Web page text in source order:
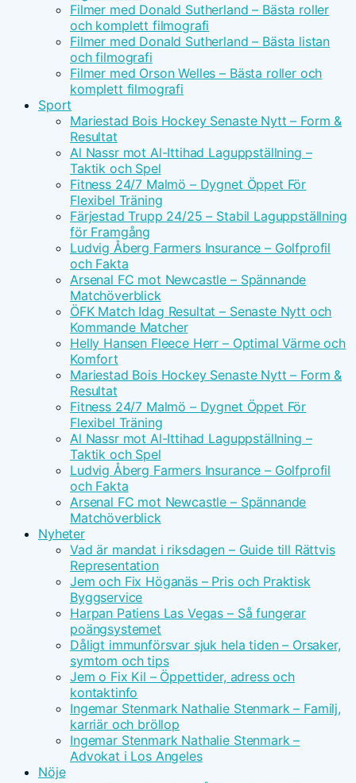
Filmer med Donald Sutherland – Bästa roller
och komplett filmografi
Filmer med Donald Sutherland – Bästa listan
och filmografi
Filmer med Orson Welles – Bästa roller och
komplett filmografi
Sport
Mariestad Bois Hockey Senaste Nytt – Form &
Resultat
Al Nassr mot Al-Ittihad Laguppställning –
Taktik och Spel
Fitness 24/7 Malmö – Dygnet Öppet För
Flexibel Träning
Färjestad Trupp 24/25 – Stabil Laguppställning
för Framgång
Ludvig Åberg Farmers Insurance – Golfprofil
och Fakta
Arsenal FC mot Newcastle – Spännande
Matchöverblick
ÖFK Match Idag Resultat – Senaste Nytt och
Kommande Matcher
Helly Hansen Fleece Herr – Optimal Värme och
Komfort
Mariestad Bois Hockey Senaste Nytt – Form &
Resultat
Fitness 24/7 Malmö – Dygnet Öppet För
Flexibel Träning
Al Nassr mot Al-Ittihad Laguppställning –
Taktik och Spel
Ludvig Åberg Farmers Insurance – Golfprofil
och Fakta
Arsenal FC mot Newcastle – Spännande
Matchöverblick
Nyheter
Vad är mandat i riksdagen – Guide till Rättvis
Representation
Jem och Fix Höganäs – Pris och Praktisk
Byggservice
Harpan Patiens Las Vegas – Så fungerar
poängsystemet
Dåligt immunförsvar sjuk hela tiden – Orsaker,
symtom och tips
Jem o Fix Kil – Öppettider, adress och
kontaktinfo
Ingemar Stenmark Nathalie Stenmark – Familj,
karriär och bröllop
Ingemar Stenmark Nathalie Stenmark –
Advokat i Los Angeles
Nöje